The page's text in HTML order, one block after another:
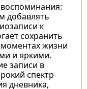
добавлять
к
сохранить
жизни
и яркими.
записи в
спектр
дневника,